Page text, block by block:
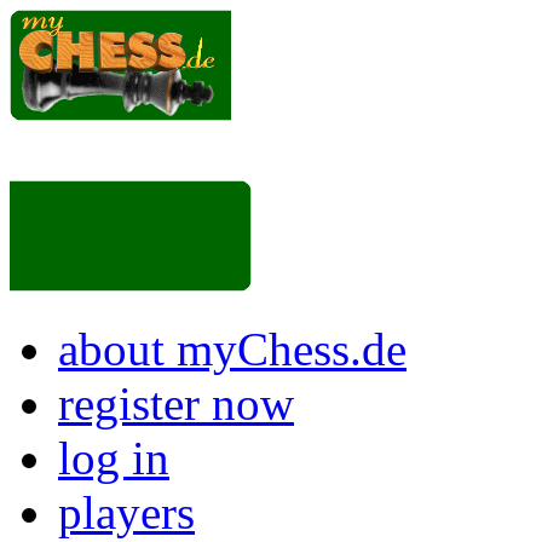
about myChess.de
register now
log in
players